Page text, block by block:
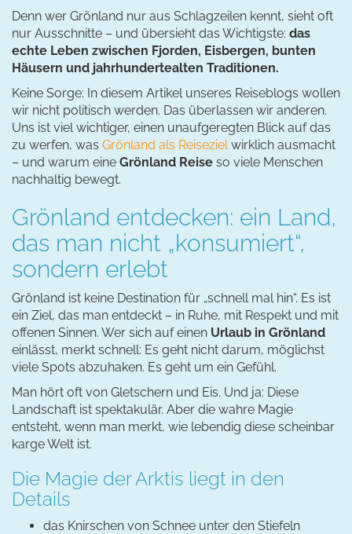
Denn wer Grönland nur aus Schlagzeilen kennt, sieht oft
nur Ausschnitte – und übersieht das Wichtigste: das
echte Leben zwischen Fjorden, Eisbergen, bunten
Häusern und jahrhundertealten Traditionen.
Keine Sorge: In diesem Artikel unseres Reiseblogs wollen
wir nicht politisch werden. Das überlassen wir anderen.
Uns ist viel wichtiger, einen unaufgeregten Blick auf das
zu werfen, was Grönland als Reisezielwirklich ausmacht
– und warum eine Grönland Reise so viele Menschen
nachhaltig bewegt.
Grönland entdecken: ein Land,
das man nicht „konsumiert“,
sondern erlebt
Grönland ist keine Destination für „schnell mal hin“. Es ist
ein Ziel, das man entdeckt – in Ruhe, mit Respekt und mit
offenen Sinnen. Wer sich auf einen Urlaub in Grönland
einlässt, merkt schnell: Es geht nicht darum, möglichst
viele Spots abzuhaken. Es geht um ein Gefühl.
Man hört oft von Gletschern und Eis. Und ja: Diese
Landschaft ist spektakulär. Aber die wahre Magie
entsteht, wenn man merkt, wie lebendig diese scheinbar
karge Welt ist.
Die Magie der Arktis liegt in den
Details
das Knirschen von Schnee unter den Stiefeln